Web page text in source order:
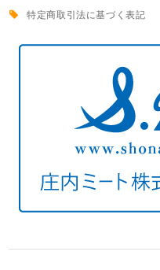
特定商取引法に基づく表記